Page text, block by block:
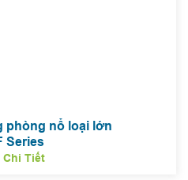
phòng nổ loại lớn
Series
Chi Tiết